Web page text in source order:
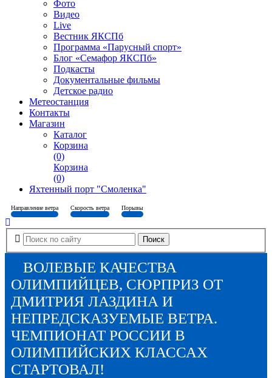
Фото
Видео
Live
Вестник ЯКСПб
Программа «Парусный спорт»
Блог «Семафор ЯКСПб»
Подкасты
Документальные фильмы
Детское радио
Метеостанция
Контакты
Магазин
Каталог
Корзина
(0)
Корзина
(0)
Яхтенный порт "Смоленка"
Направление ветра Скорость ветра Порывы
ВОЛЕВЫЕ КАЧЕСТВА
ОЛИМПИЙЦЕВ, СЮРПРИЗ ОТ
ДМИТРИЯ ЛАЗДИНА И
НЕПРЕДСКАЗУЕМЫЕ ВЕТРА.
ЧЕМПИОНАТ РОССИИ В
ОЛИМПИЙСКИХ КЛАССАХ
СТАРТОВАЛ!